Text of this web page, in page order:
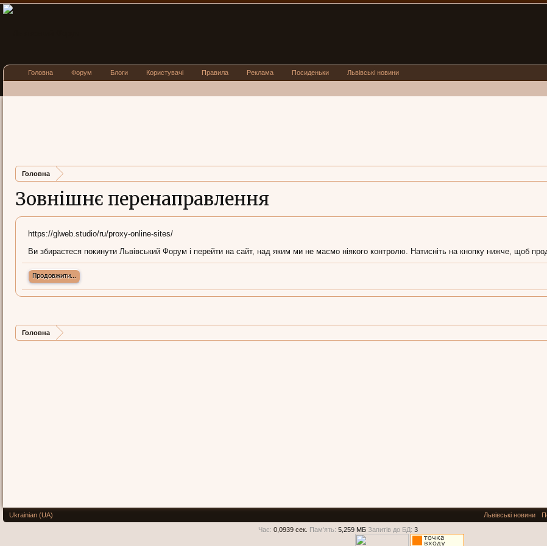
Головна
Зовнішнє перенаправлення
https://glweb.studio/ru/proxy-online-sites/
Ви збираєтеся покинути Львівський Форум і перейти на сайт, над яким ми не маємо ніякого контролю. Натисніть на кнопку нижче, щоб
Продовжити...
Головна
Головна Форум Блоги Користувачі Правила Реклама Посиденьки Львівські новини
Ukrainian (UA) Львівські новини
Час: 0,0939 сек. Пам'ять: 5,259 МБ Запитів до БД: 3